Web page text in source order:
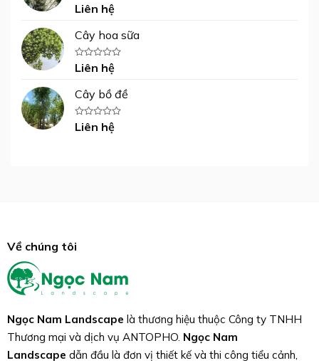
Được
0
5
Liên hệ
Cây hoa sữa
Được
0
5
Liên hệ
Cây bồ đề
Được
Liên hệ
Về chúng tôi
Ngọc Nam Landscape là thương hiệu thuộc Công ty TNHH
Thương mại và dịch vụ ANTOPHO. Ngọc Nam
Landscape dẫn đầu là đơn vị thiết kế và thi công tiểu cảnh,